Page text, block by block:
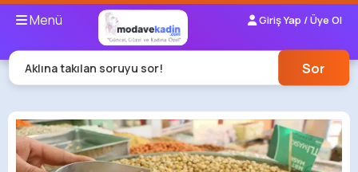
Menü Giriş Yap / Üye Ol
Aklına takılan soruyu sor! Sor